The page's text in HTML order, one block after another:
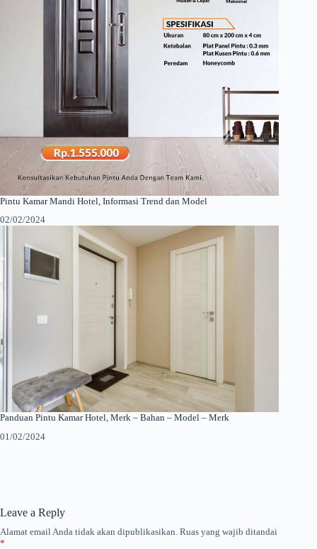
Pintu Kamar Mandi Hotel, Informasi Trend dan Model
02/02/2024
Panduan Pintu Kamar Hotel, Merk – Bahan – Model – Merk
01/02/2024
Leave a Reply
Alamat email Anda tidak akan dipublikasikan. Ruas yang wajib ditandai
*